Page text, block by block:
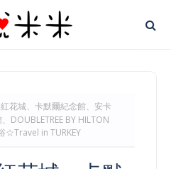
花城、卡默爾紀念館、安卡
DOUBLETREE BY HILTON
☆Travel in TURKEY